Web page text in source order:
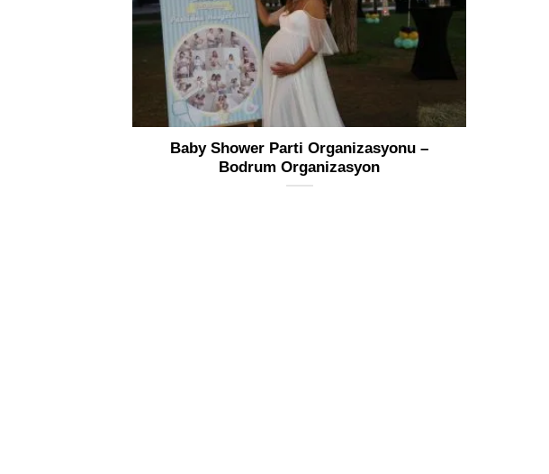
Baby Shower Parti Organizasyonu –
Bodrum Organizasyon